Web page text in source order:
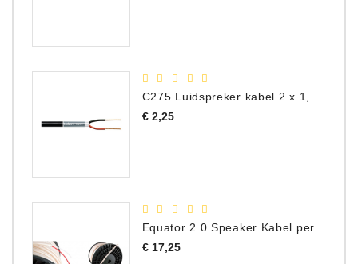
€ 2,25Prijs
Equator 2.0 Speaker Kabel per meter
€ 17,25Prijs